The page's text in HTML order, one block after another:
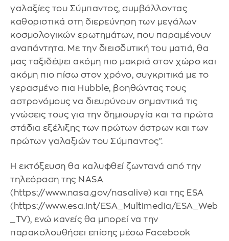
γαλαξίες του Σύμπαντος, συμβάλλοντας
καθοριστικά στη διερεύνηση των μεγάλων
κοσμολογικών ερωτημάτων, που παραμένουν
αναπάντητα. Με την διεισδυτική του ματιά, θα
μας ταξιδέψει ακόμη πιο μακριά στον χώρο και
ακόμη πιο πίσω στον χρόνο, συγκριτικά με το
γερασμένο πια Hubble, βοηθώντας τους
αστρονόμους να διευρύνουν σημαντικά τις
γνώσεις τους για την δημιουργία και τα πρώτα
στάδια εξέλιξης των πρώτων άστρων και των
πρώτων γαλαξιών του Σύμπαντος".
Η εκτόξευση θα καλυφθεί ζωντανά από την
τηλεόραση της NASA
(https://www.nasa.gov/nasalive) και της ESA
(https://www.esa.int/ESA_Multimedia/ESA_Web
_TV), ενώ κανείς θα μπορεί να την
παρακολουθήσει επίσης μέσω Facebook